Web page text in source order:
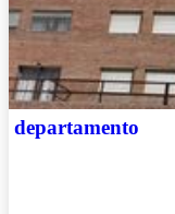
departamento